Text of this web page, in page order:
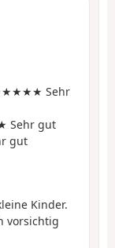
Sehr
gut
gut
Kinder.
vorsichtig